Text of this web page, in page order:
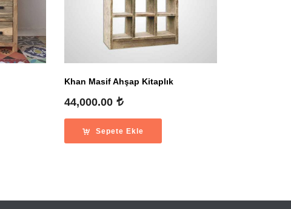
Khan Masif Ahşap Kitaplık
44,000.00
Sepete Ekle